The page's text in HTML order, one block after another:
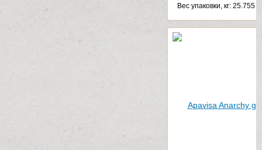
Веc упаковки, кг: 25.755